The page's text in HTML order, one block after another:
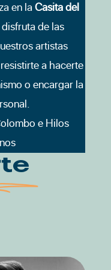
en la Casita del
de las
artistas
a hacerte
o encargar la
e Hilos